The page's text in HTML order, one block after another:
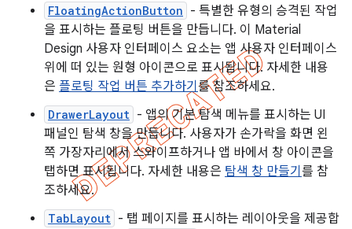
FloatingActionButton - 특별한 유형의 승격된 작업
을 표시하는 플로팅 버튼을 만듭니다. 이 Material
Design 사용자 인터페이스 요소는 앱 사용자 인터페이스
위에 떠 있는 원형 아이콘으로 표시됩니다. 자세한 내용
은 플로팅 작업 버튼 추가하기 를 참조하세요.
DrawerLayout - 앱의 기본 탐색 메뉴를 표시하는 UI
패널인 탐색 창을 만듭니다. 사용자가 손가락을 화면 왼
쪽 가장자리에서 스와이프하거나 앱 바에서 창 아이콘을
탭하면 표시됩니다. 자세한 내용은 탐색 창 만들기 를 참
조하세요.
TabLayout - 탭 페이지를 표시하는 레이아웃을 제공합